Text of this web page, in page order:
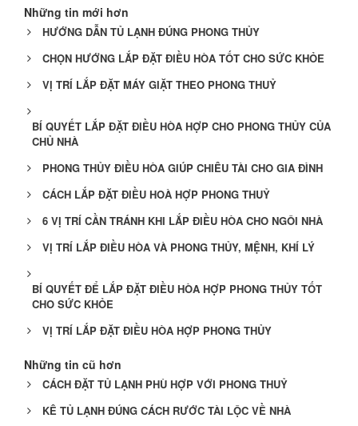
Những tin mới hơn
HƯỚNG DẪN TỦ LẠNH ĐÚNG PHONG THỦY
CHỌN HƯỚNG LẮP ĐẶT ĐIỀU HÒA TỐT CHO SỨC KHỎE
VỊ TRÍ LẮP ĐẶT MÁY GIẶT THEO PHONG THUỶ
BÍ QUYẾT LẮP ĐẶT ĐIỀU HÒA HỢP CHO PHONG THỦY CỦA
CHỦ NHÀ
PHONG THỦY ĐIỀU HÒA GIÚP CHIÊU TÀI CHO GIA ĐÌNH
CÁCH LẮP ĐẶT ĐIỀU HOÀ HỢP PHONG THUỶ
6 VỊ TRÍ CẦN TRÁNH KHI LẮP ĐIỀU HÒA CHO NGÔI NHÀ
VỊ TRÍ LẮP ĐIỀU HÒA VÀ PHONG THỦY, MỆNH, KHÍ LÝ
BÍ QUYẾT ĐỂ LẮP ĐẶT ĐIỀU HÒA HỢP PHONG THỦY TỐT
CHO SỨC KHỎE
VỊ TRÍ LẮP ĐẶT ĐIỀU HÒA HỢP PHONG THỦY
Những tin cũ hơn
CÁCH ĐẶT TỦ LẠNH PHÙ HỢP VỚI PHONG THUỶ
KÊ TỦ LẠNH ĐÚNG CÁCH RƯỚC TÀI LỘC VỀ NHÀ